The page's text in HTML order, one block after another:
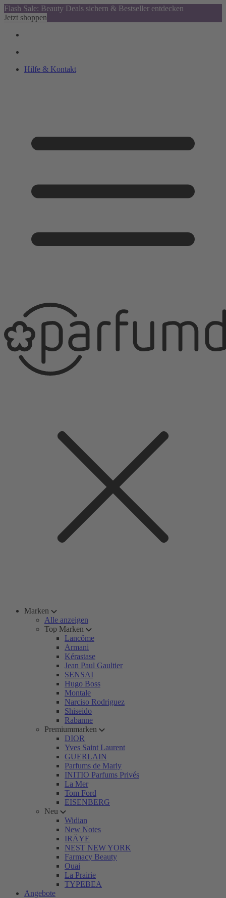
Flash Sale: Beauty Deals sichern & Bestseller entdecken
Jetzt shoppen
Hilfe & Kontakt
Marken
Alle anzeigen
Top Marken
Lancôme
Armani
Kérastase
Jean Paul Gaultier
SENSAI
Hugo Boss
Montale
Narciso Rodriguez
Shiseido
Rabanne
Premiummarken
DIOR
Yves Saint Laurent
GUERLAIN
Parfums de Marly
INITIO Parfums Privés
La Mer
Tom Ford
EISENBERG
Neu
Widian
New Notes
IRÄYE
NEST NEW YORK
Farmacy Beauty
Ouai
La Prairie
TYPEBEA
Angebote